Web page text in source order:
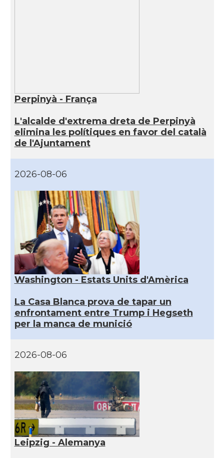
Perpinyà - França
L'alcalde d'extrema dreta de Perpinyà
elimina les polítiques en favor del català
de l'Ajuntament
2026-08-06
Washington - Estats Units d'Amèrica
La Casa Blanca prova de tapar un
enfrontament entre Trump i Hegseth
per la manca de munició
2026-08-06
Leipzig - Alemanya